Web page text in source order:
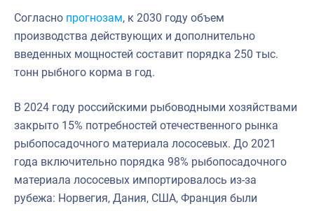
Согласно прогнозам, к 2030 году объем
производства действующих и дополнительно
введенных мощностей составит порядка 250 тыс.
тонн рыбного корма в год.
В 2024 году российскими рыбоводными хозяйствами
закрыто 15% потребностей отечественного рынка
рыбопосадочного материала лососевых. До 2021
года включительно порядка 98% рыбопосадочного
материала лососевых импортировалось из-за
рубежа: Норвегия, Дания, США, Франция были